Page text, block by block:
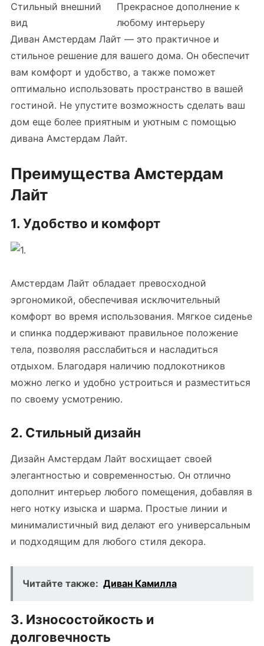
Стильный внешний
вид
Прекрасное дополнение к
любому интерьеру
Диван Амстердам Лайт — это практичное и
стильное решение для вашего дома. Он обеспечит
вам комфорт и удобство, а также поможет
оптимально использовать пространство в вашей
гостиной. Не упустите возможность сделать ваш
дом еще более приятным и уютным с помощью
дивана Амстердам Лайт.
Преимущества Амстердам
Лайт
1. Удобство и комфорт
Амстердам Лайт обладает превосходной
эргономикой, обеспечивая исключительный
комфорт во время использования. Мягкое сиденье
и спинка поддерживают правильное положение
тела, позволяя расслабиться и насладиться
отдыхом. Благодаря наличию подлокотников
можно легко и удобно устроиться и разместиться
по своему усмотрению.
2. Стильный дизайн
Дизайн Амстердам Лайт восхищает своей
элегантностью и современностью. Он отлично
дополнит интерьер любого помещения, добавляя в
него нотку изыска и шарма. Простые линии и
минималистичный вид делают его универсальным
и подходящим для любого стиля декора.
Читайте также: Диван Камилла
3. Износостойкость и
долговечность